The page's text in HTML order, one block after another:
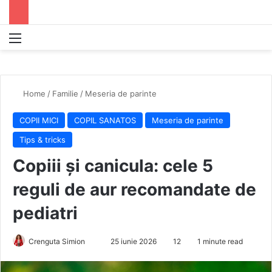
Home / Familie / Meseria de parinte
COPII MICI COPIL SANATOS
Meseria de parinte
Tips & tricks
Copiii și canicula: cele 5
reguli de aur recomandate de
pediatri
Crenguta Simion 25 iunie 2026 12 1 minute read